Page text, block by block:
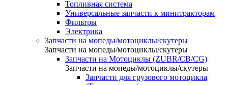
Топливная система
Универсальные запчасти к минитракторам
Фильтры
Электрика
Запчасти на мопеды/мотоциклы/скутеры
Запчасти на мопеды/мотоциклы/скутеры
Запчасти на Мотоциклы (ZUBR/CB/CG)
Запчасти на мопеды/мотоциклы/скутеры
Запчасти для грузового мотоцикла